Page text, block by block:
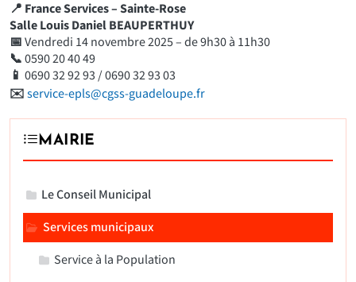
📍 France Services – Sainte-Rose
Salle Louis Daniel BEAUPERTHUY
📅Vendredi 14 novembre 2025 – de 9h30 à 11h30
📞0590 20 40 49
📱 0690 32 92 93 / 0690 32 93 03
✉️service-epls@cgss-guadeloupe.fr
MAIRIE
Le Conseil Municipal
Services municipaux
Service à la Population